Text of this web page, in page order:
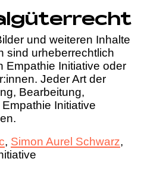
und weiteren Inhalte
sind urheberrechtlich
Empathie Initiative oder
Jeder Art der
Bearbeitung,
Initiative
, Simon Aurel Schwarz,